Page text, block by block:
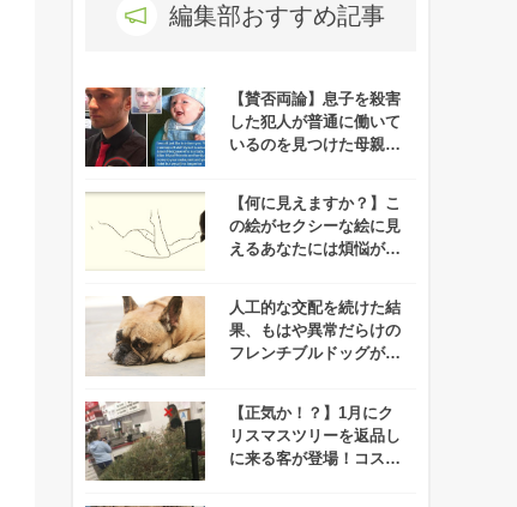
編集部おすすめ記事
【賛否両論】息子を殺害
した犯人が普通に働いて
いるのを見つけた母親が
【何に見えますか？】こ
の絵がセクシーな絵に見
えるあなたには煩悩があ
人工的な交配を続けた結
果、もはや異常だらけの
フレンチブルドッグが悲
【正気か！？】1月にク
リスマスツリーを返品し
に来る客が登場！コスト